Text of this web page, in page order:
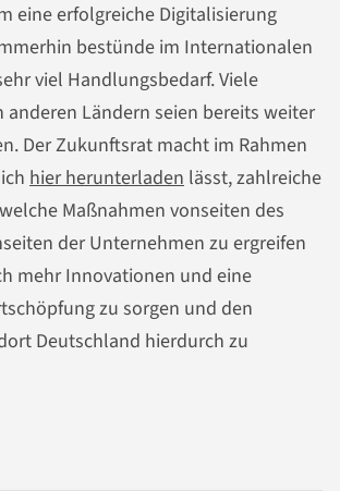
eine erfolgreiche Digitalisierung
bestünde im Internationalen
viel Handlungsbedarf. Viele
anderen Ländern seien bereits weiter
Der Zukunftsrat macht im Rahmen
hier herunterladen lässt, zahlreiche
Maßnahmen vonseiten des
der Unternehmen zu ergreifen
mehr Innovationen und eine
zu sorgen und den
Deutschland hierdurch zu